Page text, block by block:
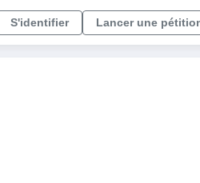
S'identifier Lancer une